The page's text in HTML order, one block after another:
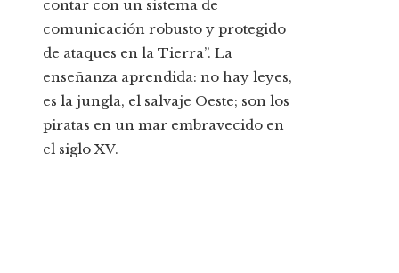
contar con un sistema de
comunicación robusto y protegido
de ataques en la Tierra”. La
enseñanza aprendida: no hay leyes,
es la jungla, el salvaje Oeste; son los
piratas en un mar embravecido en
el siglo XV.